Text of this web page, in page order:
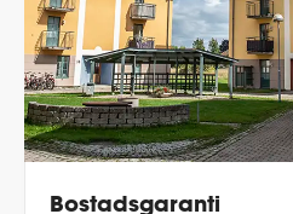
Utbildning
och
forskning
Bostadsgaranti